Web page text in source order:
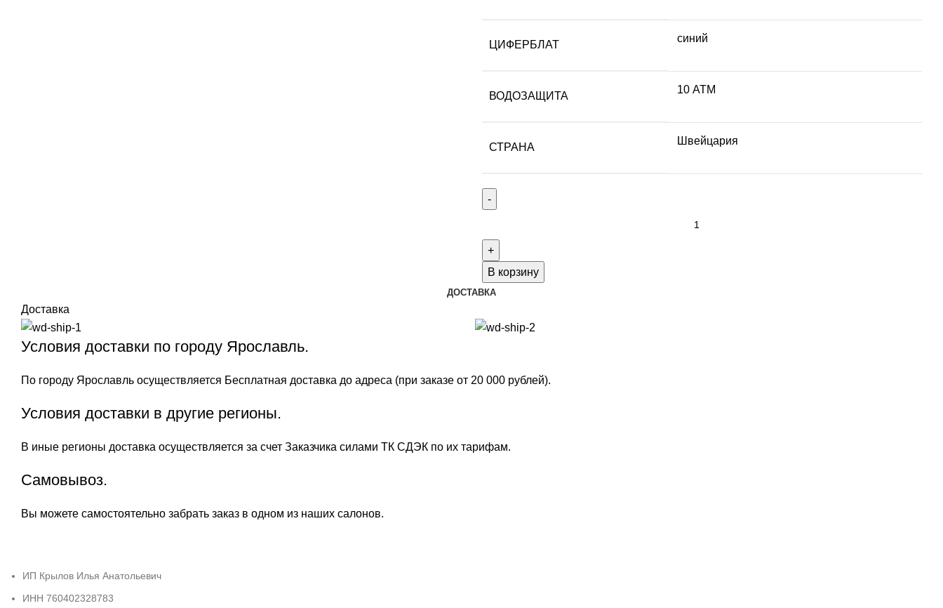
ЦИФЕРБЛАТ
синий
ВОДОЗАЩИТА
10 АТМ
СТРАНА
Швейцария
Wainer
WA.01881-
D
В корзину
ДОСТАВКА
Доставка
Условия доставки по городу Ярославль.
По городу Ярославль осуществляется Бесплатная доставка до адреса (при заказе от 20 000 рублей).
Условия доставки в другие регионы.
В иные регионы доставка осуществляется за счет Заказчика силами ТК СДЭК по их тарифам.
Самовывоз.
Вы можете самостоятельно забрать заказ в одном из наших салонов.
ИП Крылов Илья Анатольевич
ИНН 760402328783